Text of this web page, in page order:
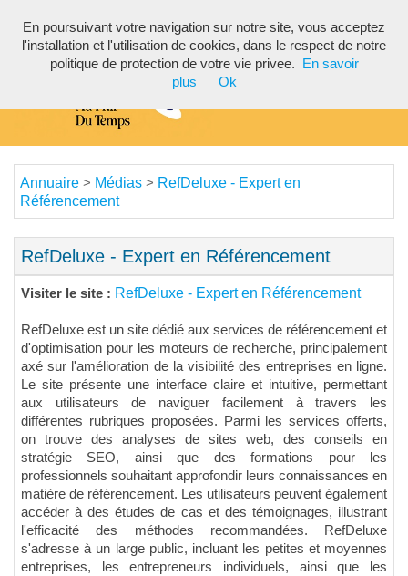
Annuaire > Médias > RefDeluxe - Expert en
Référencement
RefDeluxe - Expert en Référencement
Visiter le site : RefDeluxe - Expert en Référencement
RefDeluxe est un site dédié aux services de référencement et
d'optimisation pour les moteurs de recherche, principalement
axé sur l'amélioration de la visibilité des entreprises en ligne.
Le site présente une interface claire et intuitive, permettant
aux utilisateurs de naviguer facilement à travers les
différentes rubriques proposées. Parmi les services offerts,
on trouve des analyses de sites web, des conseils en
stratégie SEO, ainsi que des formations pour les
professionnels souhaitant approfondir leurs connaissances en
matière de référencement. Les utilisateurs peuvent également
accéder à des études de cas et des témoignages, illustrant
l'efficacité des méthodes recommandées. RefDeluxe
s'adresse à un large public, incluant les petites et moyennes
entreprises, les entrepreneurs individuels, ainsi que les
En poursuivant votre navigation sur notre site, vous acceptez
l'installation et l'utilisation de cookies, dans le respect de notre
politique de protection de votre vie privee.
En savoir
plus
Ok